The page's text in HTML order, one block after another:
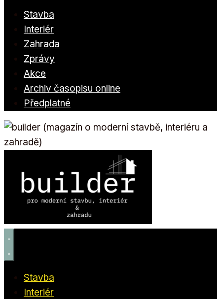
Stavba
Interiér
Zahrada
Zprávy
Akce
Archiv časopisu online
Předplatné
Stavba
Interiér